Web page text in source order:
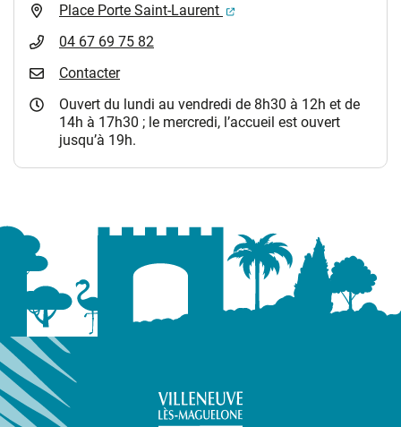
Place Porte Saint-Laurent
(ouverture dans un
04 67 69 75 82
Contacter
Ouvert du lundi au vendredi de 8h30 à 12h et de
14h à 17h30 ; le mercredi, l’accueil est ouvert
jusqu’à 19h.